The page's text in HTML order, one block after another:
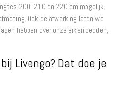
200, 210 en 220 cm mogelijk.
Ook de afwerking laten we
hebben over onze eiken bedden,
Livengo? Dat doe je